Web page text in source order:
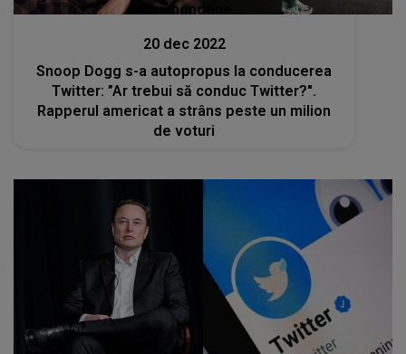
Stiri mondene
20 dec 2022
Snoop Dogg s-a autopropus la conducerea
Twitter: ”Ar trebui să conduc Twitter?".
Rapperul americat a strâns peste un milion
de voturi